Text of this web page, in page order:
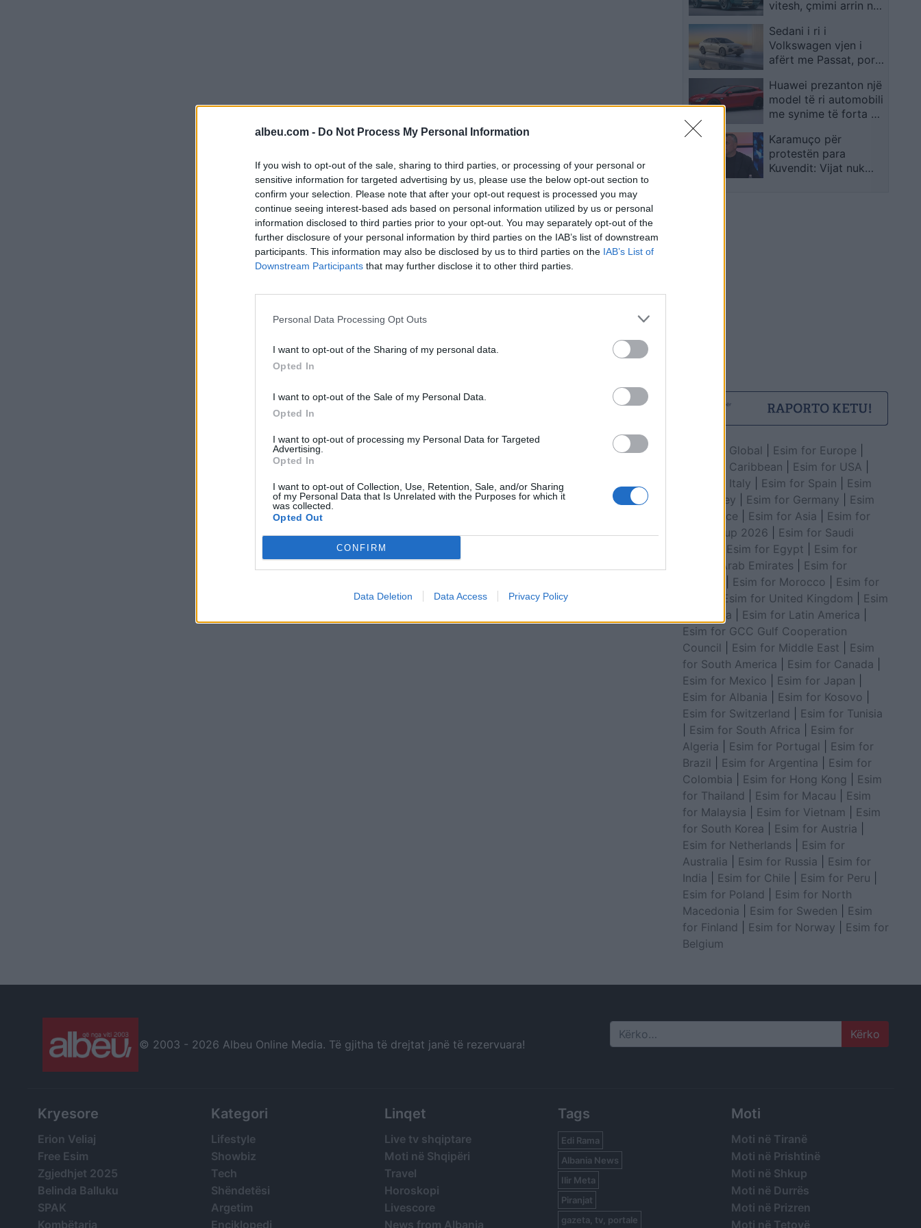
albeu.com - Do Not Process My Personal Information
If you wish to opt-out of the sale, sharing to third parties, or processing of your personal or
sensitive information for targeted advertising by us, please use the below opt-out section to
confirm your selection. Please note that after your opt-out request is processed you may
continue seeing interest-based ads based on personal information utilized by us or personal
information disclosed to third parties prior to your opt-out. You may separately opt-out of the
further disclosure of your personal information by third parties on the IAB’s list of downstream
participants. This information may also be disclosed by us to third parties on the IAB’s List of
Downstream Participants that may further disclose it to other third parties.
Personal Data Processing Opt Outs
I want to opt-out of the Sharing of my personal data.
Opted In
I want to opt-out of the Sale of my Personal Data.
Opted In
I want to opt-out of processing my Personal Data for Targeted
Advertising.
Opted In
I want to opt-out of Collection, Use, Retention, Sale, and/or Sharing
of my Personal Data that Is Unrelated with the Purposes for which it
was collected.
Opted Out
CONFIRM
Data Deletion Data Access Privacy Policy
vitesh, çmimi arrin në
Sedani i ri i
Volkswagen vjen i
afërt me Passat, por
Huawei prezanton një
model të ri automobili
me synime të forta në
Karamuço për
protestën para
Kuvendit: Vijat nuk
Esim for Global Esim for Europe
Esim for Caribbean
Esim for USA
Esim for Italy
Esim for Spain
Esim
for Turkey
Esim for Germany
Esim
for Greece
Esim for Asia
Esim for
World Cup 2026
Esim for Saudi
Esim for Egypt
Esim for
United Arab Emirates
Esim for
Esim for Morocco
Esim for
Esim for United Kingdom
Esim
for Africa
Esim for Latin America
Esim for GCC Gulf Cooperation
Council
Esim for Middle East
Esim
for South America
Esim for Canada
Esim for Mexico
Esim for Japan
Esim for Albania
Esim for Kosovo
Esim for Switzerland
Esim for Tunisia
Esim for South Africa
Esim for
Algeria
Esim for Portugal
Esim for
Brazil
Esim for Argentina
Esim for
Colombia
Esim for Hong Kong
Esim
for Thailand
Esim for Macau
Esim
for Malaysia
Esim for Vietnam
Esim
for South Korea
Esim for Austria
Esim for Netherlands
Esim for
Australia
Esim for Russia
Esim for
India
Esim for Chile Esim for Peru
Esim for Poland
Esim for North
Macedonia
Esim for Sweden
Esim
for Finland
Esim for Norway
Esim for
Belgium
© 2003 - 2026 Albeu Online Media. Të gjitha të drejtat janë të rezervuara! Search
Kryesore
Erion Veliaj
Free Esim
Zgjedhjet 2025
Belinda Balluku
SPAK
Kombëtarja
Kategori
Lifestyle
Showbiz
Tech
Shëndetësi
Argetim
Enciklopedi
Linqet
Live tv shqiptare
Moti në Shqipëri
Travel
Horoskopi
Livescore
News from Albania
Tags
Edi Rama
Albania News
Ilir Meta
Piranjat
gazeta, tv, portale
Moti
Moti në Tiranë
Moti në Prishtinë
Moti në Shkup
Moti në Durrës
Moti në Prizren
Moti në Tetovë